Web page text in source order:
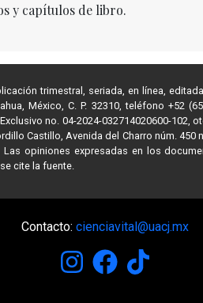
y capítulos de libro.
trimestral, seriada, en línea,
México, C. P. 32310, teléfono +52
no. 04-2024-032714020600-102,
Castillo, Avenida del Charro núm. 450
opiniones expresadas en los
cite la fuente.
Contacto: cienciavital@uacj.mx